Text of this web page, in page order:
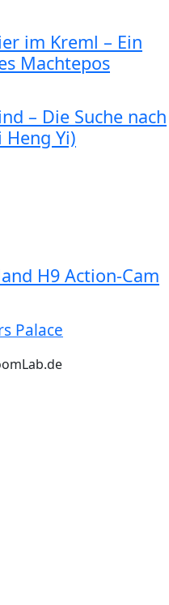
im Kreml – Ein
Machtepos
– Die Suche nach
Yi)
H9 Action-Cam
Palace